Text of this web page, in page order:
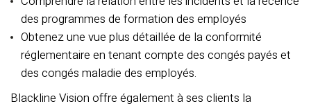
des programmes de formation des employés
Obtenez une vue plus détaillée de la conformité
réglementaire en tenant compte des congés payés et
des congés maladie des employés.
Blackline Vision offre également à ses clients la